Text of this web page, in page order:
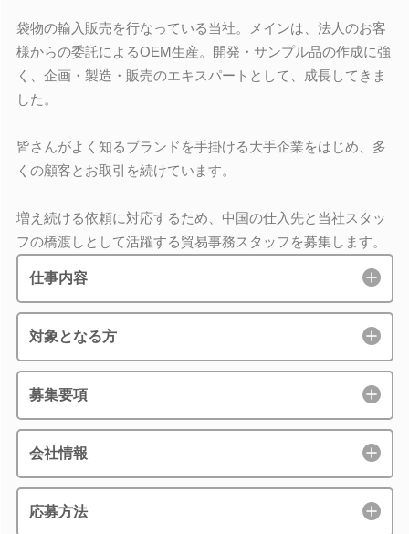
袋物の輸入販売を行なっている当社。メインは、法人のお客
様からの委託によるOEM生産。開発・サンプル品の作成に強
く、企画・製造・販売のエキスパートとして、成長してきま
した。
皆さんがよく知るブランドを手掛ける大手企業をはじめ、多
くの顧客とお取引を続けています。
増え続ける依頼に対応するため、中国の仕入先と当社スタッ
フの橋渡しとして活躍する貿易事務スタッフを募集します。
仕事内容
対象となる方
募集要項
会社情報
応募方法